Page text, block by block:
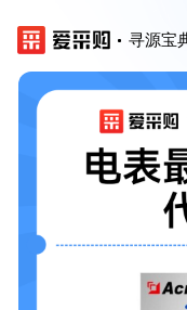
寻源宝